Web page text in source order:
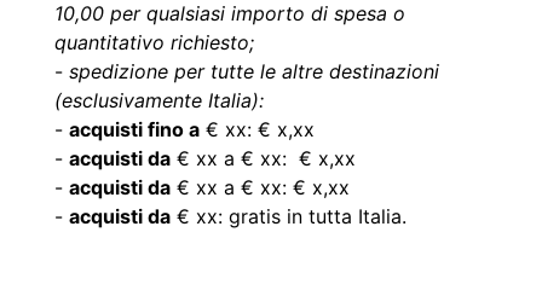
10,00 per qualsiasi importo di spesa o
quantitativo richiesto;
- spedizione per tutte le altre destinazioni
(esclusivamente Italia):
- acquisti fino a € xx: € x,xx
- acquisti da € xx a € xx: € x,xx
- acquisti da € xx a € xx: € x,xx
- acquisti da € xx: gratis in tutta Italia.